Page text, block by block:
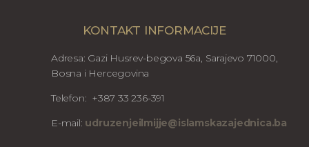
KONTAKT INFORMACIJE
Adresa: Gazi Husrev-begova 56a, Sarajevo 71000,
Bosna i Hercegovina
Telefon: +387 33 236-391
E-mail: udruzenjeilmijje@islamskazajednica.ba